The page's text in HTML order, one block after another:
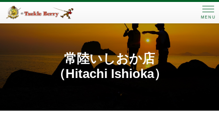
MENU
常陸いしおか店
（Hitachi Ishioka）